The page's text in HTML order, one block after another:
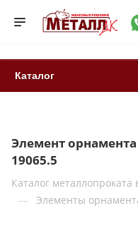
Каталог
Элемент орнамента
19065.5
Каталог металлопроката
— Элементы